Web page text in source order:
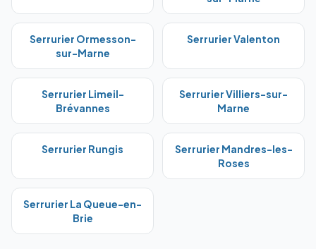
Serrurier Ormesson-
sur-Marne
SerrurierValenton
Serrurier Limeil-
Brévannes
SerrurierVilliers-sur-
Marne
Serrurier Rungis Serrurier Mandres-les-
Roses
Serrurier La Queue-en-
Brie